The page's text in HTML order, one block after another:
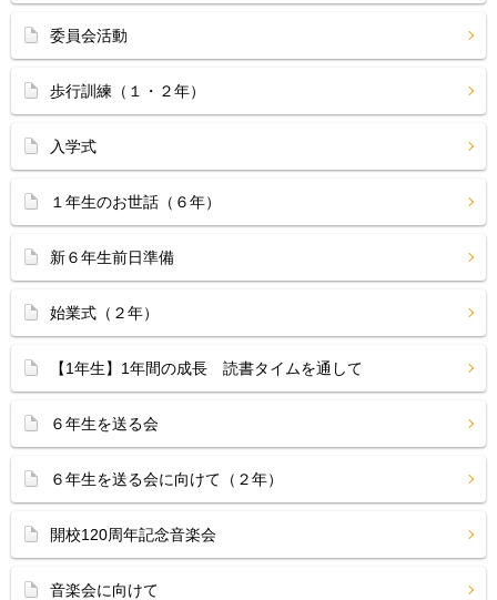
委員会活動
歩行訓練（１・２年）
入学式
１年生のお世話（６年）
新６年生前日準備
始業式（２年）
【1年生】1年間の成長 読書タイムを通して
６年生を送る会
６年生を送る会に向けて（２年）
開校120周年記念音楽会
音楽会に向けて